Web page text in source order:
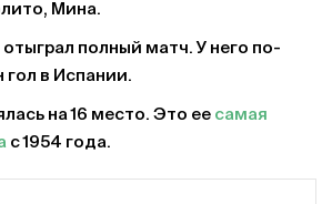
Мина.
полный матч. У него по-
в Испании.
на 16 место. Это ее самая
с 1954 года.